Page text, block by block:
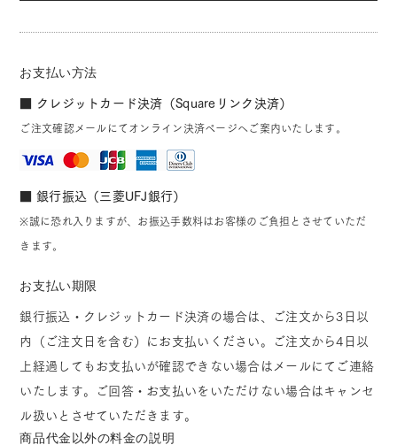
お支払い方法
■ クレジットカード決済（Squareリンク決済）
ご注文確認メールにてオンライン決済ページへご案内いたします。
■ 銀行振込（三菱UFJ銀行）
※誠に恐れ入りますが、お振込手数料はお客様のご負担とさせていただ
きます。
お支払い期限
銀行振込・クレジットカード決済の場合は、ご注文から3日以
内（ご注文日を含む）にお支払いください。ご注文から4日以
上経過してもお支払いが確認できない場合はメールにてご連絡
いたします。ご回答・お支払いをいただけない場合はキャンセ
ル扱いとさせていただきます。
商品代金以外の料金の説明